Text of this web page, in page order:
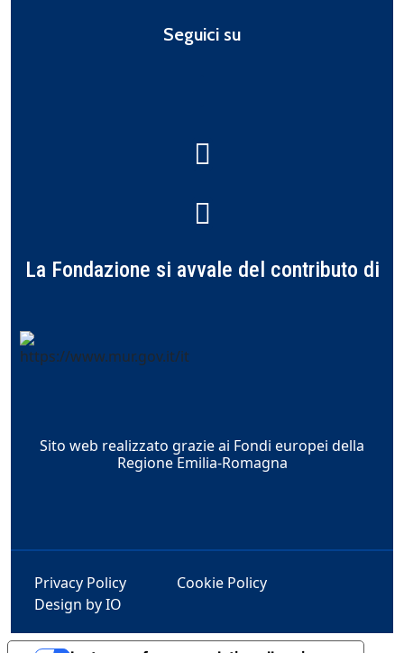
Seguici su
La Fondazione si avvale del contributo di
Sito web realizzato grazie ai Fondi europei della
Regione Emilia-Romagna
Privacy Policy
Cookie Policy
Design by IO